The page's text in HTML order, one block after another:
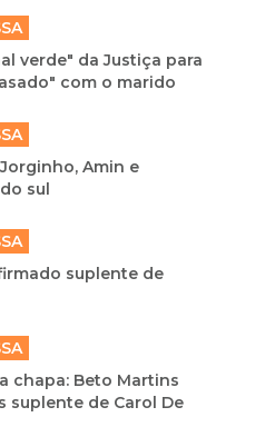
verde" da Justiça para
com o marido
Amin e
sul
suplente de
chapa: Beto Martins
suplente de Carol De